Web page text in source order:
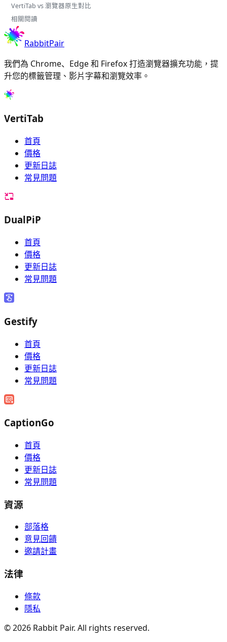
VertiTab vs 瀏覽器原生對比
相關閱讀
RabbitPair
我們為 Chrome、Edge 和 Firefox 打造瀏覽器擴充功能，提
升您的標籤管理、影片字幕和瀏覽效率。
VertiTab
首頁
價格
更新日誌
常見問題
DualPiP
首頁
價格
更新日誌
常見問題
Gestify
首頁
價格
更新日誌
常見問題
CaptionGo
首頁
價格
更新日誌
常見問題
資源
部落格
意見回饋
邀請計畫
法律
條款
隱私
©2026 Rabbit Pair. All rights reserved.